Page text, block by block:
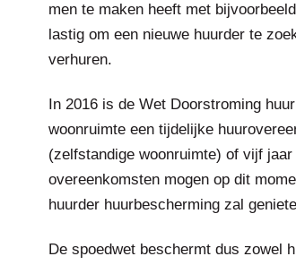
men te maken heeft met
lastig om een nieuwe huurder te
verhuren.
In 2016 is de Wet Doorstroming
woonruimte een tijdelijke
(zelfstandige woonruimte) of vijf
overeenkomsten mogen op dit
huurder huurbescherming zal
De spoedwet beschermt dus zowel